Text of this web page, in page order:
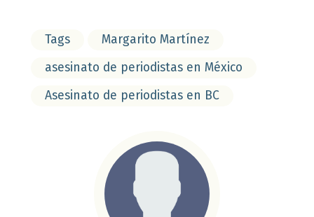
Tags
Margarito Martínez
asesinato de periodistas en México
Asesinato de periodistas en BC